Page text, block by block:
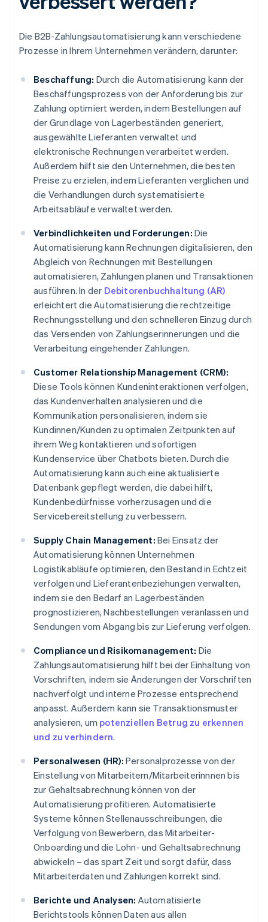
Die B2B-Zahlungsautomatisierung kann verschiedene
Prozesse in Ihrem Unternehmen verändern, darunter:
Beschaffung: Durch die Automatisierung kann der
Beschaffungsprozess von der Anforderung bis zur
Zahlung optimiert werden, indem Bestellungen auf
der Grundlage von Lagerbeständen generiert,
ausgewählte Lieferanten verwaltet und
elektronische Rechnungen verarbeitet werden.
Außerdem hilft sie den Unternehmen, die besten
Preise zu erzielen, indem Lieferanten verglichen und
die Verhandlungen durch systematisierte
Arbeitsabläufe verwaltet werden.
Verbindlichkeiten und Forderungen: Die
Automatisierung kann Rechnungen digitalisieren, den
Abgleich von Rechnungen mit Bestellungen
automatisieren, Zahlungen planen und Transaktionen
ausführen. In der Debitorenbuchhaltung (AR)
erleichtert die Automatisierung die rechtzeitige
Rechnungsstellung und den schnelleren Einzug durch
das Versenden von Zahlungserinnerungen und die
Verarbeitung eingehender Zahlungen.
Customer Relationship Management (CRM):
Diese Tools können Kundeninteraktionen verfolgen,
das Kundenverhalten analysieren und die
Kommunikation personalisieren, indem sie
Kundinnen/Kunden zu optimalen Zeitpunkten auf
ihrem Weg kontaktieren und sofortigen
Kundenservice über Chatbots bieten. Durch die
Automatisierung kann auch eine aktualisierte
Datenbank gepflegt werden, die dabei hilft,
Kundenbedürfnisse vorherzusagen und die
Servicebereitstellung zu verbessern.
Supply Chain Management: Bei Einsatz der
Automatisierung können Unternehmen
Logistikabläufe optimieren, den Bestand in Echtzeit
verfolgen und Lieferantenbeziehungen verwalten,
indem sie den Bedarf an Lagerbeständen
prognostizieren, Nachbestellungen veranlassen und
Sendungen vom Abgang bis zur Lieferung verfolgen.
Compliance und Risikomanagement: Die
Zahlungsautomatisierung hilft bei der Einhaltung von
Vorschriften, indem sie Änderungen der Vorschriften
nachverfolgt und interne Prozesse entsprechend
anpasst. Außerdem kann sie Transaktionsmuster
analysieren, um potenziellen Betrug zu erkennen
und zu verhindern.
Personalwesen (HR): Personalprozesse von der
Einstellung von Mitarbeitern/Mitarbeiterinnnen bis
zur Gehaltsabrechnung können von der
Automatisierung profitieren. Automatisierte
Systeme können Stellenausschreibungen, die
Verfolgung von Bewerbern, das Mitarbeiter-
Onboarding und die Lohn- und Gehaltsabrechnung
abwickeln – das spart Zeit und sorgt dafür, dass
Mitarbeiterdaten und Zahlungen korrekt sind.
Berichte und Analysen: Automatisierte
Berichtstools können Daten aus allen